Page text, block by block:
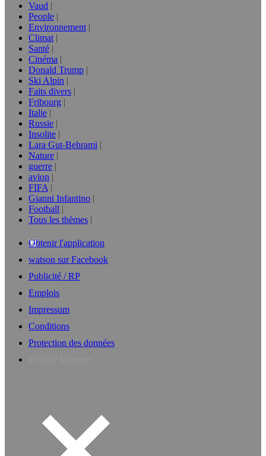
Vaud
People
Environnement
Climat
Santé
Cinéma
Donald Trump
Ski Alpin
Faits divers
Fribourg
Italie
Russie
Insolite
Lara Gut-Behrami
Nature
guerre
avion
FIFA
Gianni Infantino
Football
Tous les thèmes
Obtenir l'application
watson sur Facebook
Publicité / RP
Emplois
Impressum
Conditions
Protection des données